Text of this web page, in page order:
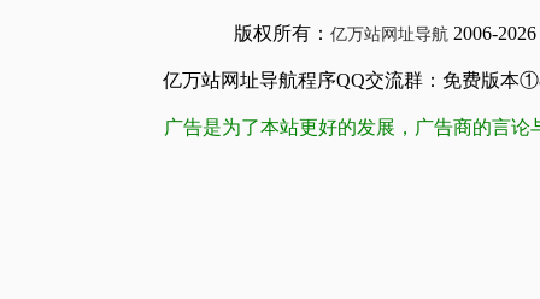
版权所有： 亿万站网址导航 2006-2026
亿万站网址导航程序QQ交流群：免费版本
广告是为了本站更好的发展，广告商的言